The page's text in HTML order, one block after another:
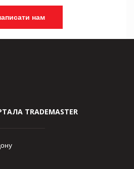
нам
TRADEMASTER